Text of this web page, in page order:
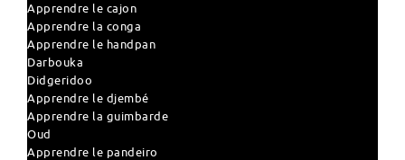
Apprendre le cajon
Apprendre la conga
Apprendre le handpan
Darbouka
Didgeridoo
Apprendre le djembé
Apprendre la guimbarde
Oud
Apprendre le pandeiro